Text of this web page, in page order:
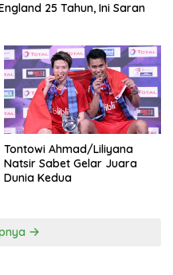
25 Tahun, Ini Saran
Tontowi Ahmad/Liliyana
Natsir Sabet Gelar Juara
Dunia Kedua